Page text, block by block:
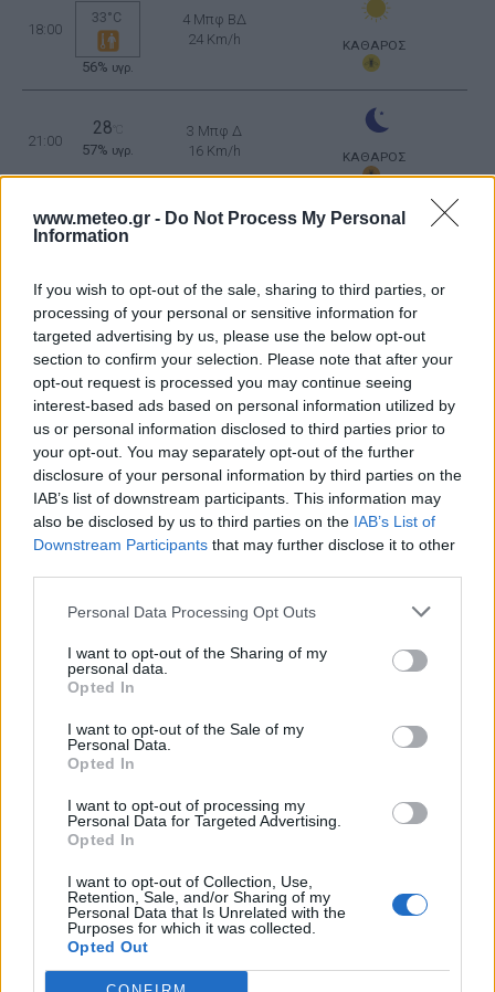
www.meteo.gr - Do Not Process My Personal
Information
If you wish to opt-out of the sale, sharing to third parties, or
processing of your personal or sensitive information for
targeted advertising by us, please use the below opt-out
section to confirm your selection. Please note that after your
opt-out request is processed you may continue seeing
interest-based ads based on personal information utilized by
us or personal information disclosed to third parties prior to
your opt-out. You may separately opt-out of the further
disclosure of your personal information by third parties on the
IAB’s list of downstream participants. This information may
also be disclosed by us to third parties on the IAB’s List of
Downstream Participants that may further disclose it to other
Personal Data Processing Opt Outs
I want to opt-out of the Sharing of my
personal data.
Opted In
I want to opt-out of the Sale of my
Personal Data.
Opted In
I want to opt-out of processing my
Personal Data for Targeted Advertising.
Opted In
I want to opt-out of Collection, Use,
Retention, Sale, and/or Sharing of my
Personal Data that Is Unrelated with the
Purposes for which it was collected.
Opted Out
18:00
33°C
56% υγρ.
4 Μπφ ΒΔ
24 Km/h
ΚΑΘΑΡΟΣ
21:00
28
57% υγρ.
3 Μπφ Δ
16 Km/h
ΚΑΘΑΡΟΣ
ΤΡΙΤΗ11 ΑΥΓΟΥΣΤΟΥ Ανατολή: 06:35 - Δύση 20:13
00:00
57% υγρ.
16 Km/h
ΚΑΘΑΡΟΣ
03:00
57% υγρ.
3 Μπφ Δ
16 Km/h
ΚΑΘΑΡΟΣ
06:00
23°C
67%υγρ.
3 Μπφ Δ
16 Km/h
ΚΑΘΑΡΟΣ
29°C
4 Μπφ ΒΔ
31°C
51%υγρ.
31°C
34°C
53%υγρ.
55km/h ΚΑΘΑΡΟΣ
30 °C
56%υγρ.
4 Μπφ ΒΔ
24 Km/h
ΚΑΘΑΡΟΣ
27°C